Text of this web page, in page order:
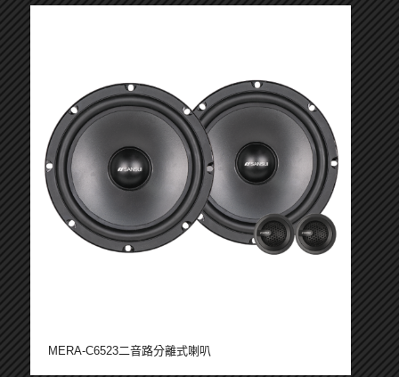
MERA-C6523二音路分離式喇叭